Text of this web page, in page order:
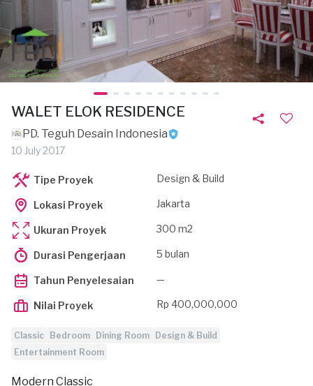
WALET ELOK RESIDENCE
PD. Teguh Desain Indonesia
10 July 2017
Tipe Proyek Design & Build
Lokasi Proyek Jakarta
Ukuran Proyek 300 m2
Durasi Pengerjaan 5 bulan
Tahun Penyelesaian —
Nilai Proyek Rp 400,000,000
Classic Bedroom Dining Room
Design & Build
Entertainment Room
Modern Classic